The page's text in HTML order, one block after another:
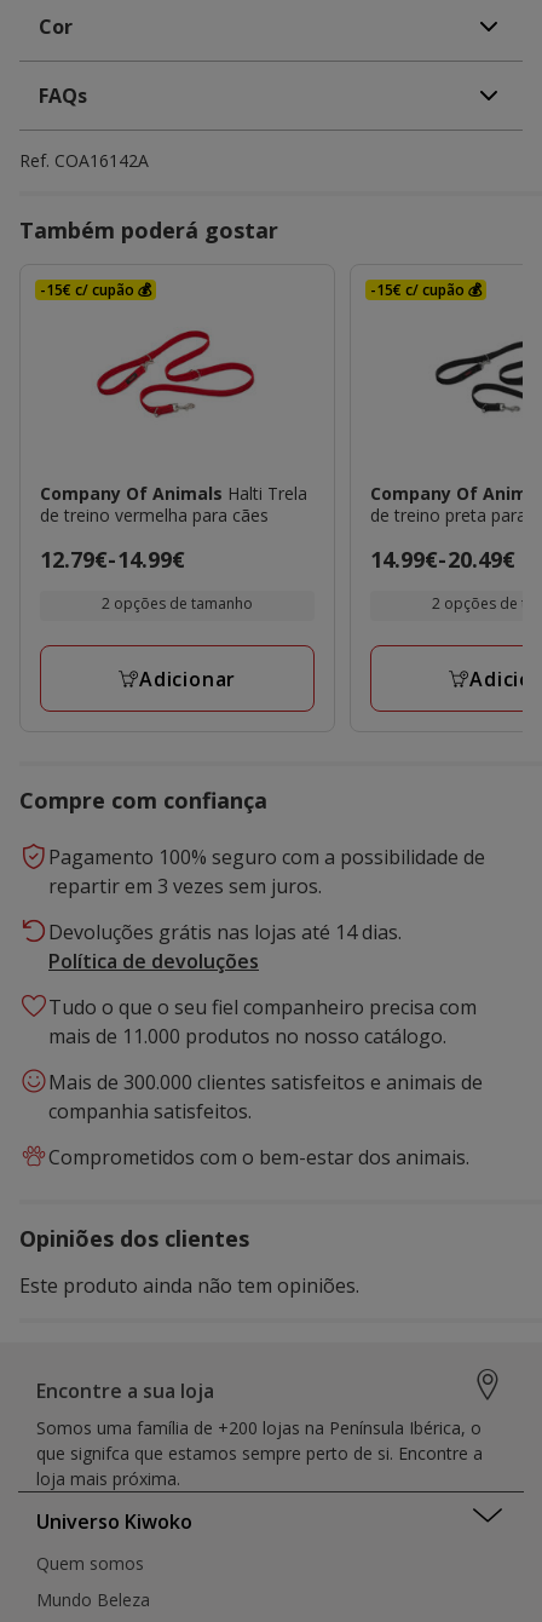
Cor
FAQs
Ref. COA16142A
Também poderá gostar
-15€ c/ cupão 💰
Company Of Animals Halti Trela
de treino vermelha para cães
Preço
a
12.79€-14.99€
2 opções de tamanho
Adicionar
-15€ c/ cupão 💰
Company Of
de treino preta para
Preço
a
14.99€-20.49€
2 opções de
Compre com confiança
Pagamento 100% seguro com a possibilidade de
repartir em 3 vezes sem juros.
Devoluções grátis nas lojas até 14 dias.
Política de devoluções
Tudo o que o seu fiel companheiro precisa com
mais de 11.000 produtos no nosso catálogo.
Mais de 300.000 clientes satisfeitos e animais de
companhia satisfeitos.
Comprometidos com o bem-estar dos animais.
Opiniões dos clientes
Este produto ainda não tem opiniões.
Encontre a sua loja
Somos uma família de +200 lojas na Península Ibérica, o
que signifca que estamos sempre perto de si. Encontre a
loja mais próxima.
Universo Kiwoko
Quem somos
Mundo Beleza